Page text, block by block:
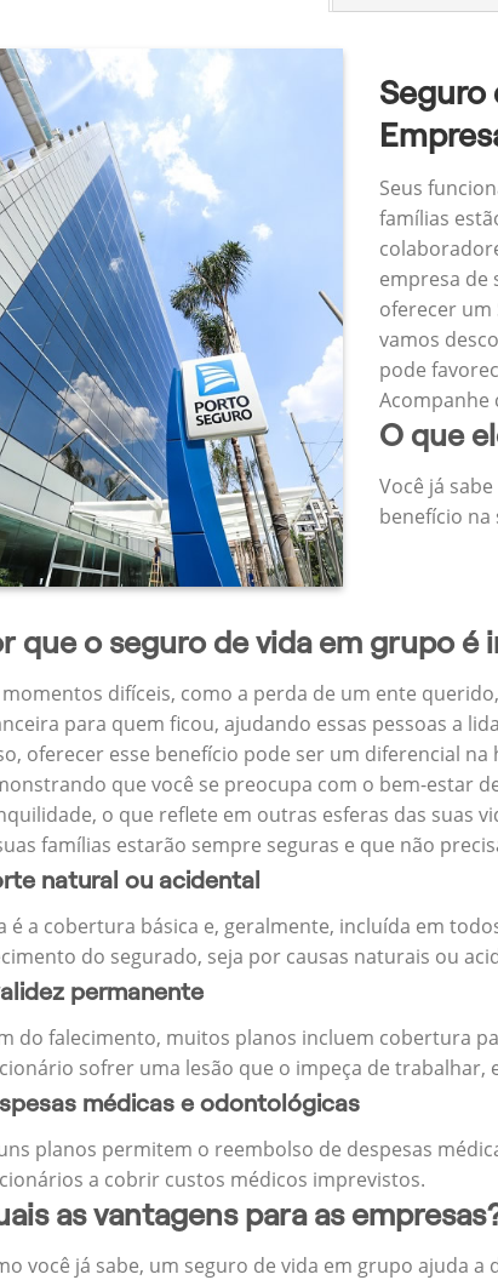
Seguro
Seus
famílias
empresa de
oferecer um
vamos
pode
Acompanhe
O que
Você já
benefício na
que o seguro de vida em grupo é
momentos difíceis, como a perda de um ente
para quem ficou, ajudando essas pessoas a
oferecer esse benefício pode ser um diferencial
que você se preocupa com o bem-estar
o que reflete em outras esferas das suas
famílias estarão sempre seguras e que não
natural ou acidental
é a cobertura básica e, geralmente, incluída em
do segurado, seja por causas naturais ou
permanente
do falecimento, muitos planos incluem cobertura
sofrer uma lesão que o impeça de trabalhar,
médicas e odontológicas
planos permitem o reembolso de despesas
a cobrir custos médicos imprevistos.
as vantagens para as
você já sabe, um seguro de vida em grupo ajuda